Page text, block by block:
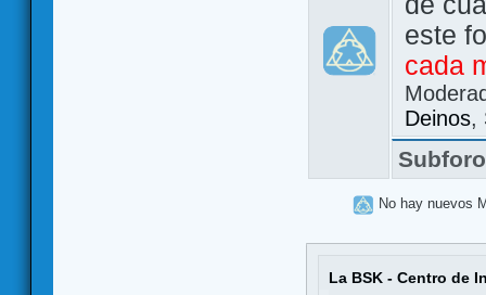
este
cada
Deinos,
No hay nuevos
La BSK - Centro de